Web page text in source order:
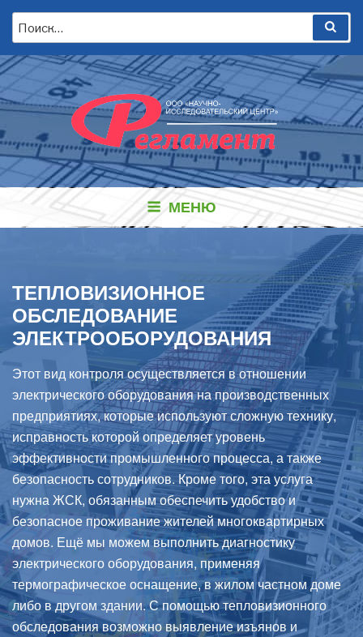
Перейти
содержимому
Искать:
МЕНЮ
ТЕПЛОВИЗИОННОЕ
ОБСЛЕДОВАНИЕ
ЭЛЕКТРООБОРУДОВАНИЯ
Этот вид контроля осуществляется в отношении
электрического оборудования на производственных
предприятиях, которые используют сложную технику,
исправность которой определяет уровень
эффективности промышленного процесса, а также
безопасность сотрудников. Кроме того, эта услуга
нужна ЖСК, обязанным обеспечить удобство и
безопасное проживание жителей многоквартирных
домов. Ещё мы можем выполнить диагностику
электрического оборудования, применяя
термографическое оснащение, в жилом частном доме
либо в другом здании. С помощью тепловизионного
обследования возможно выявление изъянов и